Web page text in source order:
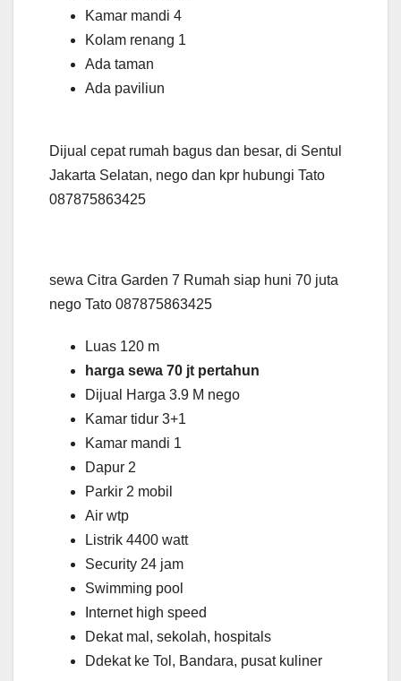
Kamar mandi 4
Kolam renang 1
Ada taman
Ada paviliun
Dijual cepat rumah bagus dan besar, di Sentul
Jakarta Selatan, nego dan kpr hubungi Tato
087875863425
sewa Citra Garden 7 Rumah siap huni 70 juta
nego Tato 087875863425
Luas 120 m
harga sewa 70 jt pertahun
Dijual Harga 3.9 M nego
Kamar tidur 3+1
Kamar mandi 1
Dapur 2
Parkir 2 mobil
Air wtp
Listrik 4400 watt
Security 24 jam
Swimming pool
Internet high speed
Dekat mal, sekolah, hospitals
Ddekat ke Tol, Bandara, pusat kuliner